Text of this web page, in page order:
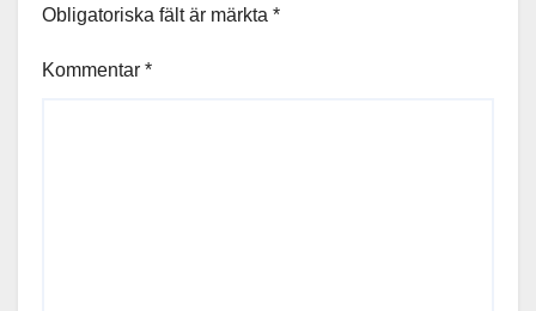
Obligatoriska fält är märkta *
Kommentar *